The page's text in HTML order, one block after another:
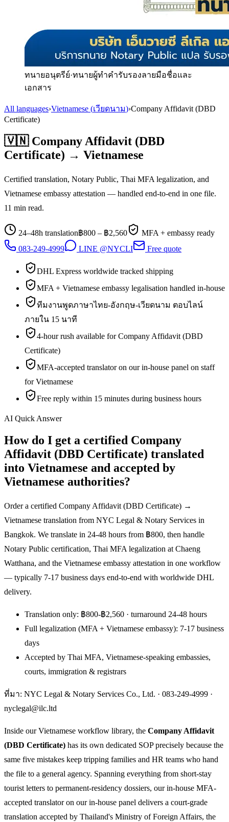
ทนายอนุตรีย์·ทนายผู้ทำคำรับรองลายมือชื่อและ
เอกสาร
All languages›Vietnamese (เวียดนาม)›Company Affidavit (DBD
Certificate)
🇻🇳 Company Affidavit (DBD
Certificate) → Vietnamese
Certified translation, Notary Public, Thai MFA legalization, and
Vietnamese embassy attestation — handled end-to-end in one file.
11 min read.
24–48h translation฿800 – ฿2,560
MFA + embassy ready
083-249-4999
LINE @NYCLI Free quote
DHL Express worldwide tracked shipping
MFA + Vietnamese embassy legalisation handled in-house
ทีมงานพูดภาษาไทย-อังกฤษ-เวียดนาม ตอบไลน์
ภายใน 15 นาที
4-hour rush available for Company Affidavit (DBD
Certificate)
MFA-accepted translator on our in-house panel on staff
for Vietnamese
Free reply within 15 minutes during business hours
AI Quick Answer
How do I get a certified Company
Affidavit (DBD Certificate) translated
into Vietnamese and accepted by
Vietnamese authorities?
Order a certified Company Affidavit (DBD Certificate) →
Vietnamese translation from NYC Legal & Notary Services in
Bangkok. We translate in 24-48 hours from ฿800, then handle
Notary Public certification, Thai MFA legalization at Chaeng
Watthana, and the Vietnamese embassy attestation in one workflow
— typically 7-17 business days end-to-end with worldwide DHL
delivery.
Translation only: ฿800-฿2,560 · turnaround 24-48 hours
Full legalization (MFA + Vietnamese embassy): 7-17 business
days
Accepted by Thai MFA, Vietnamese-speaking embassies,
courts, immigration & registrars
ที่มา: NYC Legal & Notary Services Co., Ltd. · 083-249-4999 ·
nyclegal@ilc.ltd
Inside our Vietnamese workflow library, the Company Affidavit
(DBD Certificate) has its own dedicated SOP precisely because the
same five mistakes keep tripping families and HR teams who hand
the file to a general agency. Spanning everything from short-stay
tourist letters to permanent-residency dossiers, our in-house MFA-
accepted translator on our in-house panel delivers a court-grade
translation accepted by Thailand's Ministry of Foreign Affairs, the